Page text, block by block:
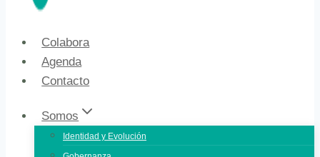
Colabora
Agenda
Contacto
Somos
Identidad y Evolución